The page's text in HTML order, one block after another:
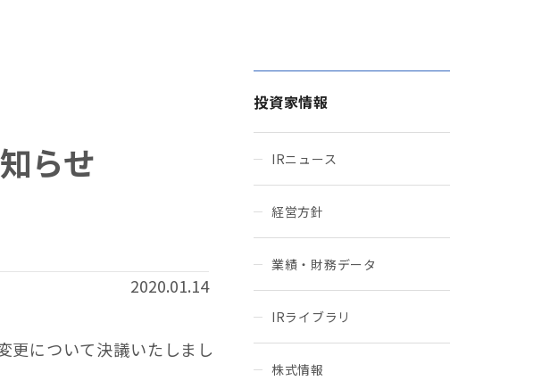
投資家情報
IRニュース
経営方針
業績・財務データ
IRライブラリ
株式情報
らせ
2020.01.14
更について決議いたしまし